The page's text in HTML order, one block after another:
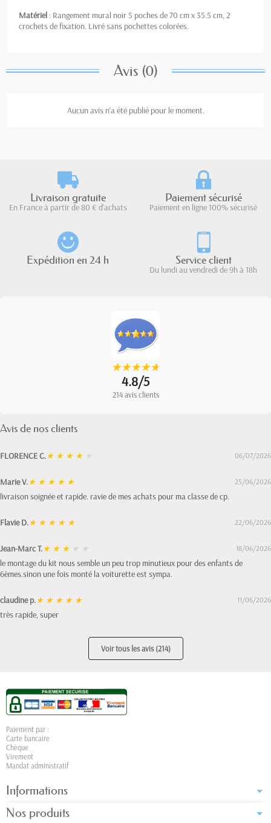
Matériel : Rangement mural noir 5 poches de 70 cm x 35.5 cm, 2
crochets de fixation. Livré sans pochettes colorées.
Avis (0)
Aucun avis n'a été publié pour le moment.
Livraison gratuite
En France à partir de 80 € d'achats
Paiement sécurisé
Paiement en ligne 100% sécurisé
Expédition en 24 h Service client
Du lundi au vendredi de 9h à 18h
★
★★
★★
★★
★★
★
4.8/5
214 avis clients
Avis de nos clients
FLORENCE C.★ ★ ★ ★ ★ 06/07/2026
Marie V.★ ★ ★ ★ ★ 25/06/2026
livraison soignée et rapide. ravie de mes achats pour ma classe de cp.
Flavie D.★ ★ ★ ★ ★ 22/06/2026
Jean-Marc T.★ ★ ★ ★ ★ 18/06/2026
le montage du kit nous semble un peu trop minutieux pour des enfants de
6èmes.sinon une fois monté la voiturette est sympa.
claudine p.★ ★ ★ ★ ★ 11/06/2026
très rapide, super
Voir tous les avis (214)
Paiement par :
Carte bancaire
Chèque
Virement
Mandat administratif
Informations
Nos produits